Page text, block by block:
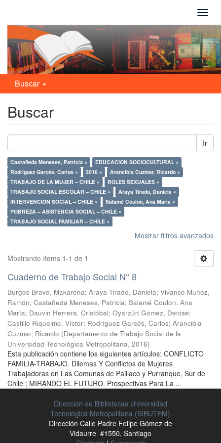
Buscar
Buscar
Ir
Castañeda Meneses, Patricia ×
EDUCACION SOCIOCULTURAL ×
Rodríguez Garcés, Carlos ×
2016 ×
Arancibia Cuzmar, Ricardo ×
TRABAJO DE LA MUJER – CHILE ×
ROLES SEXUALES ×
TRABAJO SOCIAL ESCOLAR – CHILE ×
Araya Tirado, Daniela ×
INTERVENCION SOCIAL – CHILE ×
Salamé Coulon, Ana María ×
POBREZA – ASISTENCIA SOCIAL – CHILE ×
TRABAJO SOCIAL FAMILIAR – CHILE ×
Mostrar filtros avanzados
Mostrando ítems 1-1 de 1
Cuaderno de Trabajo Social N° 8
Burgos Bravo, Makarena; Araya Tirado, Daniela; Vivanco Muñoz,
Ramón; Castañeda Meneses, Patricia; Salamé Coulon, Ana
María; Dauvin Herrera, Cristóbal; Oyarzún Gómez, Denise;
Castillo Riquelme, Víctor; Rodríguez Garcés, Carlos; Arancibia
Cuzmar, Ricardo (Departamento de Trabajo Social de la
Universidad Tecnológica Metropolitana, 2016)
Esta publicación contiene los siguientes artículos: CONFLICTO
FAMILIA-TRABAJO. Dilemas Y Conflictos de Mujeres
Trabajadoras en Las Comunas de Paillaco y Purranque, Sur de
Chile ; MIRANDO EL FUTURO. Prospectivas Para La ...
Dirección de Bibliotecas Universidad
Tecnológica Metropolitana (SIBUTEM)
Dirección Calle Padre Felipe Gómez de
Vidaurre #1550, Santiago